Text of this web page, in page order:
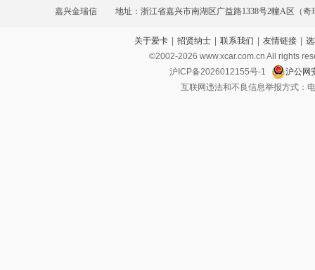
嘉兴金瑞信 地址：浙江省嘉兴市南湖区广益路1338号2幢A区（奇
关于爱卡 | 招贤纳士 | 联系我们 | 友情链接 |
©2002-2026 www.xcar.com.cn All rights
沪ICP备2026012155号-1
沪公网
互联网违法和不良信息举报方式：